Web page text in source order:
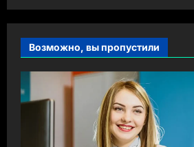
Возможно, вы пропустили